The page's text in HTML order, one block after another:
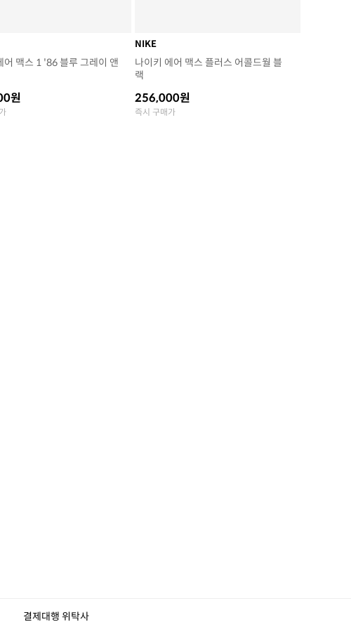
어 맥스 1 '86 블루 그레이 앤
원
NIKE
나이키 에어 맥스 플러스 어콜드월 블
랙
256,000원
즉시 구매가
결제대행 위탁사